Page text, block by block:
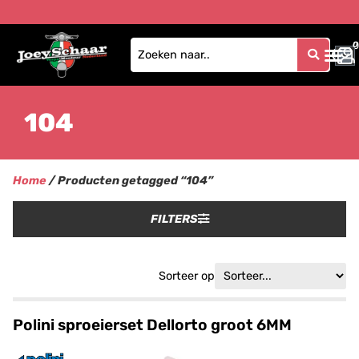
0
0
104
Home/ Producten getagged “104”
FILTERS
Sorteer op
Polini sproeierset Dellorto groot 6MM